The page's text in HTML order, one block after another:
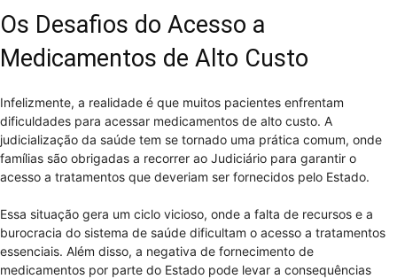
Os Desafios do Acesso a
Medicamentos de Alto Custo
Infelizmente, a realidade é que muitos pacientes enfrentam
dificuldades para acessar medicamentos de alto custo. A
judicialização da saúde tem se tornado uma prática comum, onde
famílias são obrigadas a recorrer ao Judiciário para garantir o
acesso a tratamentos que deveriam ser fornecidos pelo Estado.
Essa situação gera um ciclo vicioso, onde a falta de recursos e a
burocracia do sistema de saúde dificultam o acesso a tratamentos
essenciais. Além disso, a negativa de fornecimento de
medicamentos por parte do Estado pode levar a consequências